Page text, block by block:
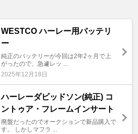
WESTCO ハーレー用バッテリ
ー
純正のバッテリーが今回は2年2ヶ月で上
がったので、急遽レッ ...
2025年12月18日
ハーレーダビッドソン(純正) コ
ントゥア・フレームインサート
廃盤だったのでオークションで新品購入で
す。 しかしマフラ ...